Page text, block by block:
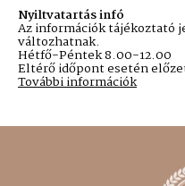
Nyiltvatartás infó
Az információk tájékoztató
változhatnak.
Hétfő-Péntek 8.00-12.00
Eltérő időpont esetén
További információk